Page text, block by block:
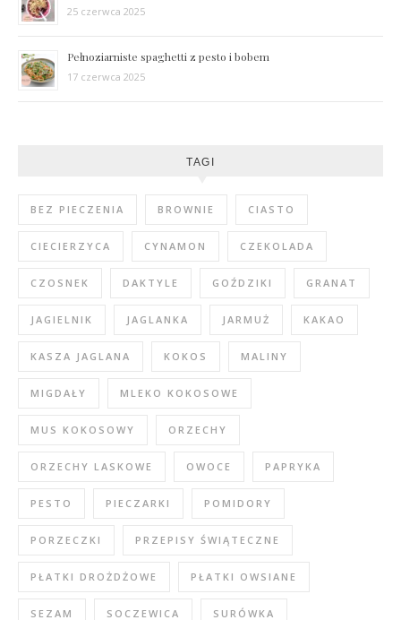
25 czerwca 2025
Pełnoziarniste spaghetti z pesto i bobem
17 czerwca 2025
TAGI
BEZ PIECZENIA BROWNIE CIASTO
CIECIERZYCA CYNAMON CZEKOLADA
CZOSNEK DAKTYLE GOŹDZIKI GRANAT
JAGIELNIK JAGLANKA JARMUŻ KAKAO
KASZA JAGLANA KOKOS MALINY
MIGDAŁY MLEKO KOKOSOWE
MUS KOKOSOWY ORZECHY
ORZECHY LASKOWE OWOCE PAPRYKA
PESTO PIECZARKI POMIDORY
PORZECZKI PRZEPISY ŚWIĄTECZNE
PŁATKI DROŻDŻOWE PŁATKI OWSIANE
SEZAM SOCZEWICA SURÓWKA